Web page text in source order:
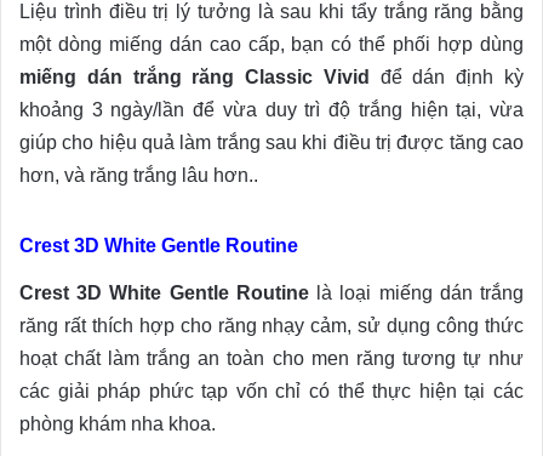
Liệu trình điều trị lý tưởng là sau khi tẩy trắng răng bằng
một dòng miếng dán cao cấp, bạn có thể phối hợp dùng
miếng dán trắng răng Classic Vivid
để dán định kỳ
khoảng 3 ngày/lần để vừa duy trì độ trắng hiện tại, vừa
giúp cho hiệu quả làm trắng sau khi điều trị được tăng cao
hơn, và răng trắng lâu hơn..
Crest 3D White Gentle Routine
Crest 3D White Gentle Routinelà loại miếng dán trắng
răng rất thích hợp cho răng nhạy cảm, sử dụng công thức
hoạt chất làm trắng an toàn cho men răng tương tự như
các giải pháp phức tạp vốn chỉ có thể thực hiện tại các
phòng khám nha khoa.